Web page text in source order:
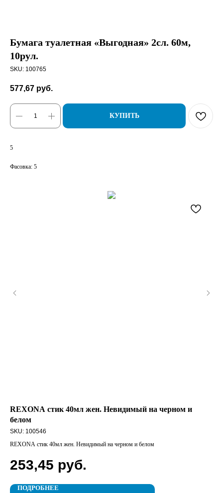
Бумага туалетная «Выгодная» 2сл. 60м,
10рул.
SKU: 100765
577,67 руб.
КУПИТЬ
5
Фасовка: 5
REXONA стик 40мл жен. Невидимый на черном и
белом
SKU: 100546
REXONA стик 40мл жен. Невидимый на черном и белом
253,45 руб.
ПОДРОБНЕЕ